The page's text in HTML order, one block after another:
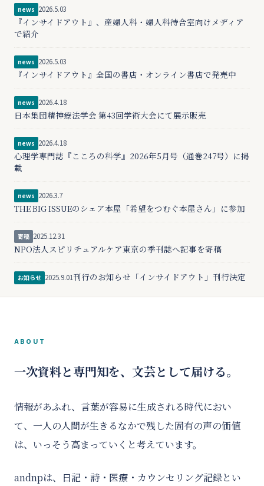
news 2026.5.03
『インサイドアウト』、産婦人科・婦人科待合室向けメディア
で紹介
news 2026.5.03
『インサイドアウト』全国の書店・オンライン書店で発売中
news 2026.4.18
日本集団精神療法学会 第43回学術大会にて展示販売
news 2026.4.18
心理学専門誌『こころの科学』2026年5月号（通巻247号）に掲
載
news 2026.3.7
THE BIG ISSUEのシェア本屋「希望をつむぐ本屋さん」に参加
寄稿 2025.12.31
NPO法人スピリチュアルケア東京の季刊誌へ記事を寄稿
お知らせ 2025.9.01刊行のお知らせ「インサイドアウト」刊行決定
ABOUT
一次資料と専門知を、文芸として届ける。
情報があふれ、言葉が容易に生成される時代におい
て、一人の人間が生きるなかで残した固有の声の価値
は、いっそう高まっていくと考えています。
andnpは、日記・詩・医療・カウンセリング記録とい